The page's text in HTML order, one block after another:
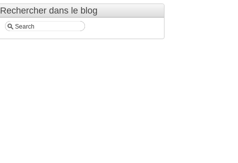
Rechercher dans le blog